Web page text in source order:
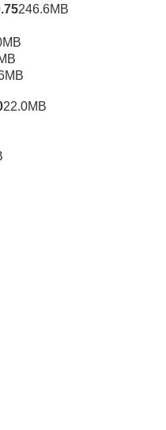
246.6MB
22.0MB